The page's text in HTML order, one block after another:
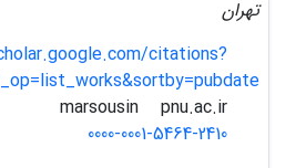
تهران
citations?
pnu.ac.ir
0000-0001-5464-2410